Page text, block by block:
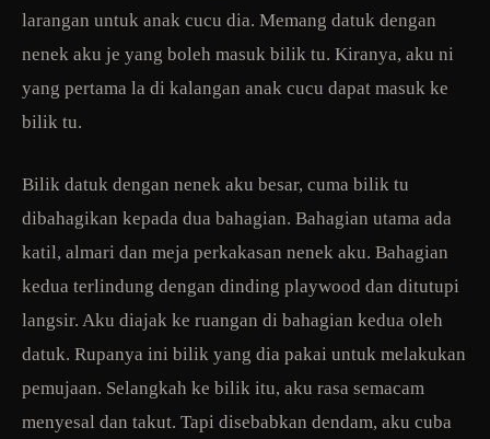
larangan untuk anak cucu dia. Memang datuk dengan
nenek aku je yang boleh masuk bilik tu. Kiranya, aku ni
yang pertama la di kalangan anak cucu dapat masuk ke
bilik tu.
Bilik datuk dengan nenek aku besar, cuma bilik tu
dibahagikan kepada dua bahagian. Bahagian utama ada
katil, almari dan meja perkakasan nenek aku. Bahagian
kedua terlindung dengan dinding playwood dan ditutupi
langsir. Aku diajak ke ruangan di bahagian kedua oleh
datuk. Rupanya ini bilik yang dia pakai untuk melakukan
pemujaan. Selangkah ke bilik itu, aku rasa semacam
menyesal dan takut. Tapi disebabkan dendam, aku cuba